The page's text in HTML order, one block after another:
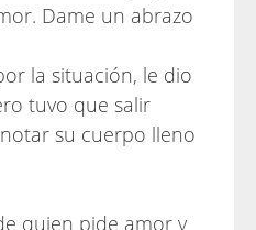
Dame un abrazo
la situación, le dio
tuvo que salir
su cuerpo lleno
quien pide amor y